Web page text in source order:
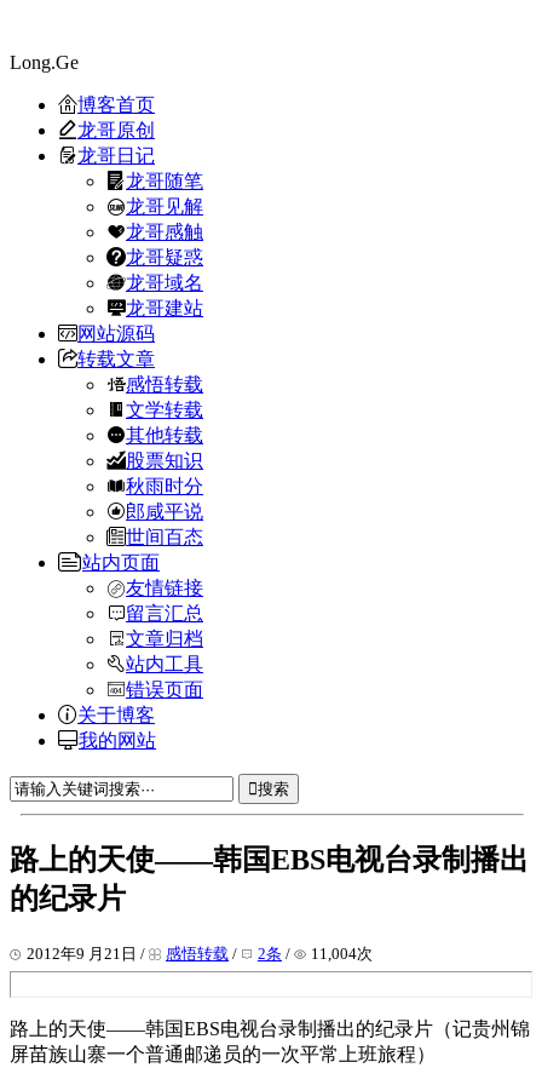
Long.Ge
博客首页
龙哥原创
龙哥日记
龙哥随笔
龙哥见解
龙哥感触
龙哥疑惑
龙哥域名
龙哥建站
网站源码
转载文章
感悟转载
文学转载
其他转载
股票知识
秋雨时分
郎咸平说
世间百态
站内页面
友情链接
留言汇总
文章归档
站内工具
错误页面
关于博客
我的网站
搜索
路上的天使——韩国EBS电视台录制播出
的纪录片
2012年9 月21日 / 感悟转载 / 2条 / 11,004次
路上的天使——韩国EBS电视台录制播出的纪录片（记贵州锦
屏苗族山寨一个普通邮递员的一次平常上班旅程）